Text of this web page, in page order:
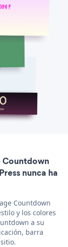
Countdown
nunca ha
Countdown
y los colores
a su
barra